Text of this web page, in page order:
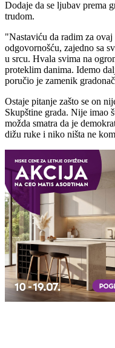
Dodaje da se ljubav prema
trudom.
"Nastaviću da radim za
odgovornošću, zajedno sa
u srcu. Hvala svima na
proteklim danima. Idemo
poručio je zamenik
Ostaje pitanje zašto se on
Skupštine grada. Nije imao
možda smatra da je
dižu ruke i niko ništa ne